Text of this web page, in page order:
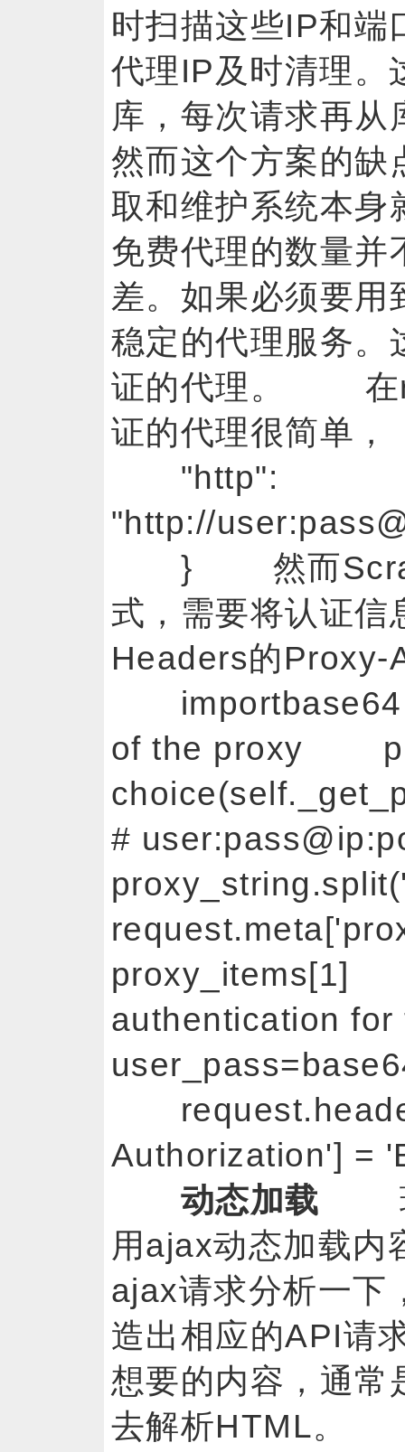
时扫描这些IP和端
代理IP及时清理。
库，每次请求再从
然而这个方案的缺
取和维护系统本身
免费代理的数量并
差。如果必须要用
稳定的代理服务。
证的代理。 在
证的代理很简
"http":
"http://
} 然而Scrapy
式，需要将认证
Headers的Proxy-
of the proxy
#
proxy_items[1]
authentication
Authorization'] =
动态加载 现
用ajax动态加载内
ajax请求分析一下
造出相应的API请
想要的内容，通
去解析HTML。